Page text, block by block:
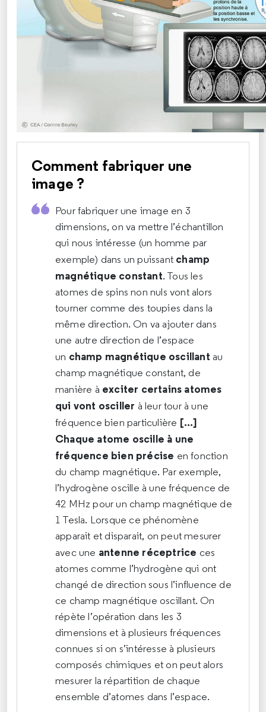
Comment fabriquer une
image ?
Pour fabriquer une image en 3
dimensions, on va mettre l’échantillon
qui nous intéresse (un homme par
exemple) dans un puissant champ
magnétique constant. Tous les
atomes de spins non nuls vont alors
tourner comme des toupies dans la
même direction. On va ajouter dans
une autre direction de l’espace
un champ magnétique oscillant au
champ magnétique constant, de
manière à exciter certains atomes
qui vont osciller à leur tour à une
fréquence bien particulière [...]
Chaque atome oscille à une
fréquence bien précise en fonction
du champ magnétique. Par exemple,
l’hydrogène oscille à une fréquence de
42 MHz pour un champ magnétique de
1 Tesla. Lorsque ce phénomène
apparait et disparait, on peut mesurer
avec une antenne réceptrice ces
atomes comme l’hydrogène qui ont
changé de direction sous l’influence de
ce champ magnétique oscillant. On
répète l’opération dans les 3
dimensions et à plusieurs fréquences
connues si on s’intéresse à plusieurs
composés chimiques et on peut alors
mesurer la répartition de chaque
ensemble d’atomes dans l’espace.